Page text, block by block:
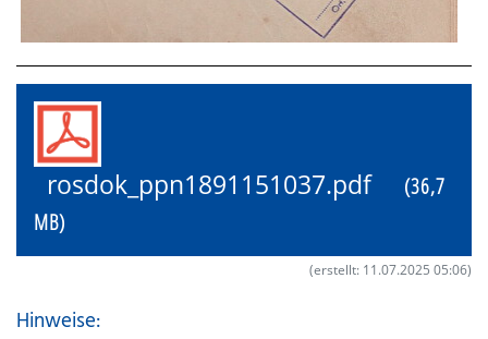
rosdok_ppn1891151037.pdf
(36,7
MB)
(erstellt: 11.07.2025 05:06)
Hinweise: